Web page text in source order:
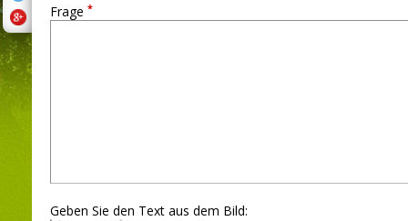
Frage *
Geben Sie den Text aus dem Bild: